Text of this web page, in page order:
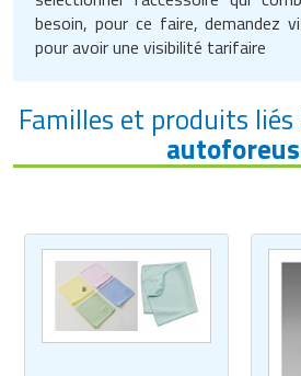
besoin, pour ce faire, demandez
pour avoir une visibilité tarifaire
Familles et produits